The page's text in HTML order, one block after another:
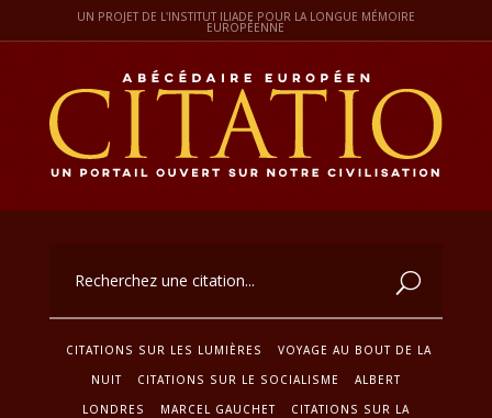
UN PROJET DE L'INSTITUT ILIADE POUR LA LONGUE MÉMOIRE
EUROPÉENNE
CITATIONS SUR LES LUMIÈRES
VOYAGE AU BOUT DE LA
NUIT
CITATIONS SUR LE SOCIALISME
ALBERT
LONDRES
MARCEL GAUCHET
CITATIONS SUR LA